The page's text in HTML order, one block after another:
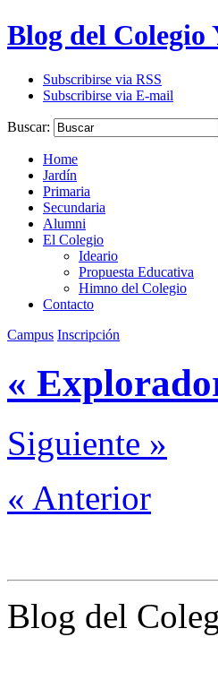
Blog del Colegio
Subscribirse via RSS
Subscribirse via E-mail
Buscar:
Home
Jardín
Primaria
Secundaria
Alumni
El Colegio
Ideario
Propuesta Educativa
Himno del Colegio
Contacto
Campus Inscripción
«
Siguiente »
« Anterior
Blog del